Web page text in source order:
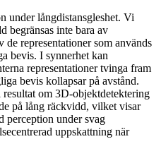
under långdistansgleshet. Vi
begränsas inte bara av
de representationer som används
bevis. I synnerhet kan
representationer tvinga fram
bevis kollapsar på avstånd.
resultat om 3D-objektdetektering
på lång räckvidd, vilket visar
perception under svag
uppskattning när